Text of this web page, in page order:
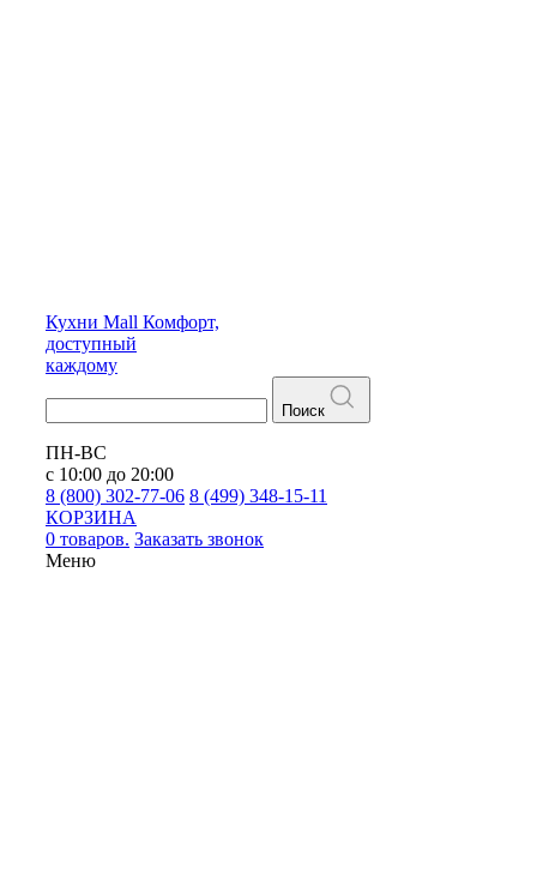
Кухни Mall Комфорт,
доступный
каждому
Поиск
ПН-ВС
с 10:00 до 20:00
8 (800) 302-77-06 8 (499) 348-15-11
КОРЗИНА
0 товаров. Заказать звонок
Меню